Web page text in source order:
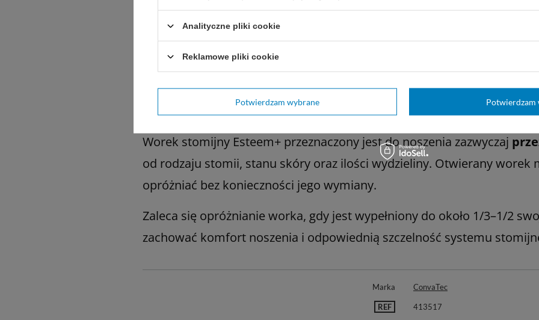
odpowiednim miejscu, szczególnie podczas aktywności fizycznej.
Jak długo można nosić worek stomijny:
Worek stomijny Esteem+ przeznaczony jest do noszenia zazwyczaj
od rodzaju stomii, stanu skóry oraz ilości wydzieliny. Otwierany worek
opróżniać bez konieczności jego wymiany.
Zaleca się opróżnianie worka, gdy jest wypełniony do około 1/3–1/2
zachować komfort noszenia i odpowiednią szczelność systemu
Marka ConvaTec
REF 413517
Analityczne pliki cookie
Reklamowe pliki cookie
Potwierdzam wybrane Potwierdzam